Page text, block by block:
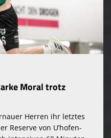
Moral trotz
Herren ihr letztes
Reserve von U’hofen-